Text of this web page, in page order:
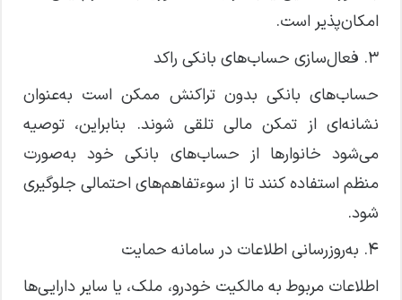
امکان‌پذیر است.
۳. فعال‌سازی حساب‌های بانکی راکد
حساب‌های بانکی بدون تراکنش ممکن است به‌عنوان
نشانه‌ای از تمکن مالی تلقی شوند. بنابراین، توصیه
می‌شود خانوار‌ها از حساب‌های بانکی خود به‌صورت
منظم استفاده کنند تا از سوءتفاهم‌های احتمالی جلوگیری
شود.
۴. به‌روزرسانی اطلاعات در سامانه حمایت
اطلاعات مربوط به مالکیت خودرو، ملک، یا سایر دارایی‌ها